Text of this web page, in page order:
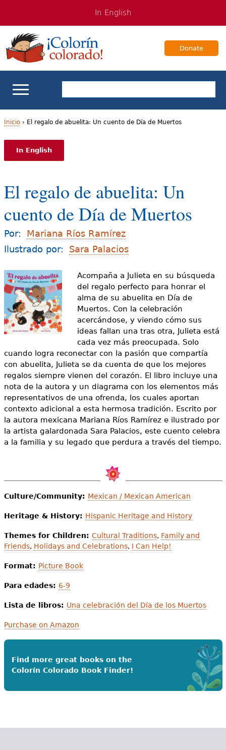
navigation
Content
In English
Donate
Apoyo escolar
Enseñanza de los estudiantes bilingües
Libros & Autores
Videos
Más recursos
U
s
t
e
d
e
s
t
á
a
q
í
Inicio› El regalo de abuelita: Un cuento de Día de Muertos
In English
El regalo de abuelita: Un
cuento de Día de Muertos
Por:
Mariana Ríos Ramírez
Ilustrado por:
Sara Palacios
Acompaña a Julieta en su búsqueda
del regalo perfecto para honrar el
alma de su abuelita en Día de
Muertos. Con la celebración
acercándose, y viendo cómo sus
ideas fallan una tras otra, Julieta está
cada vez más preocupada. Solo
cuando logra reconectar con la pasión que compartía
con abuelita, Julieta se da cuenta de que los mejores
regalos siemprevienen del corazón. El libro incluye una
nota de la autora y un diagrama con los elementos más
representativos de una ofrenda, los cuales aportan
contexto adicional a esta hermosa tradición. Escrito por
la autora mexicana Mariana Ríos Ramírez e ilustrado por
la artista galardonada Sara Palacios, este cuento celebra
a la familia y su legado que perdura a través del tiempo.
Culture/Community: Mexican / Mexican American
Heritage & History: Hispanic Heritage and History
Themes for Children: Cultural Traditions, Family and
Friends, Holidays and Celebrations, I Can Help!
Format: Picture Book
Para edades: 6-9
Lista de libros: Una celebración del Día de los Muertos
Purchase on Amazon
Find more great books on the
Colorín Colorado Book Finder!